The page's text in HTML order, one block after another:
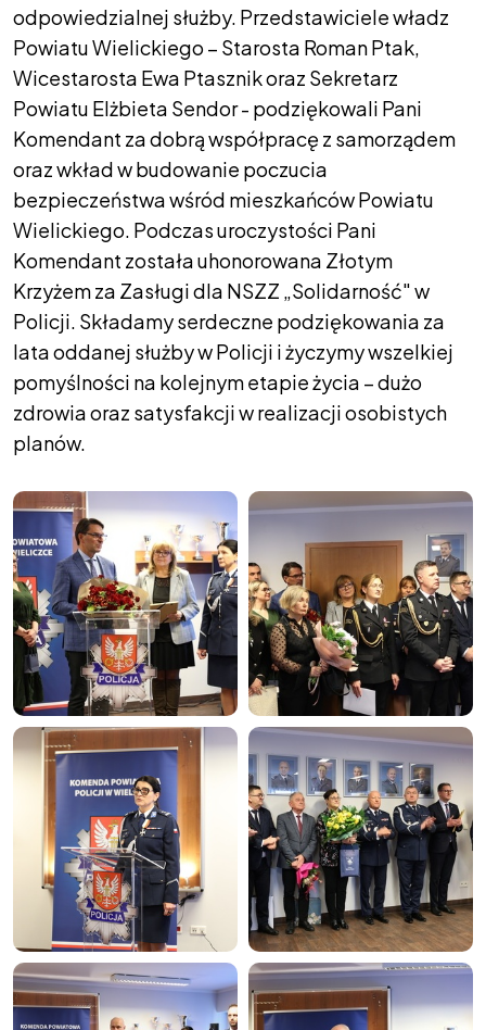
odpowiedzialnej służby. Przedstawiciele władz
Powiatu Wielickiego – Starosta Roman Ptak,
Wicestarosta Ewa Ptasznik oraz Sekretarz
Powiatu Elżbieta Sendor - podziękowali Pani
Komendant za dobrą współpracę z samorządem
oraz wkład w budowanie poczucia
bezpieczeństwa wśród mieszkańców Powiatu
Wielickiego. Podczas uroczystości Pani
Komendant została uhonorowana Złotym
Krzyżem za Zasługi dla NSZZ „Solidarność" w
Policji. Składamy serdeczne podziękowania za
lata oddanej służby w Policji i życzymy wszelkiej
pomyślności na kolejnym etapie życia – dużo
zdrowia oraz satysfakcji w realizacji osobistych
planów.